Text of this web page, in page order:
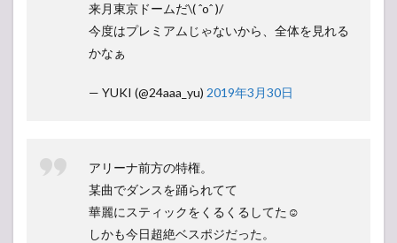
来月東京ドームだ\( ˆoˆ )/
今度はプレミアムじゃないから、全体を見れる
かなぁ
— YUKI (@24aaa_yu) 2019年3月30日
アリーナ前方の特権。
某曲でダンスを踊られてて
華麗にスティックをくるくるしてた☺︎
しかも今日超絶ベスポジだった。